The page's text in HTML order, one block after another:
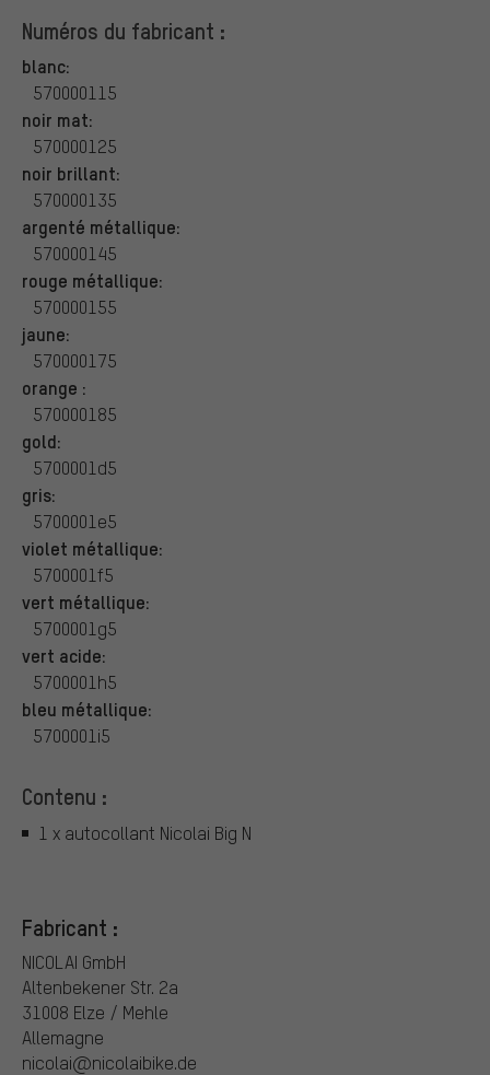
Numéros du fabricant :
blanc:
570000115
noir mat:
570000125
noir brillant:
570000135
argenté métallique:
570000145
rouge métallique:
570000155
jaune:
570000175
orange :
570000185
gold:
5700001d5
gris:
5700001e5
violet métallique:
5700001f5
vert métallique:
5700001g5
vert acide:
5700001h5
bleu métallique:
5700001i5
Contenu :
1 x autocollant Nicolai Big N
Fabricant :
NICOLAI GmbH
Altenbekener Str. 2a
31008 Elze / Mehle
Allemagne
nicolai@nicolaibike.de